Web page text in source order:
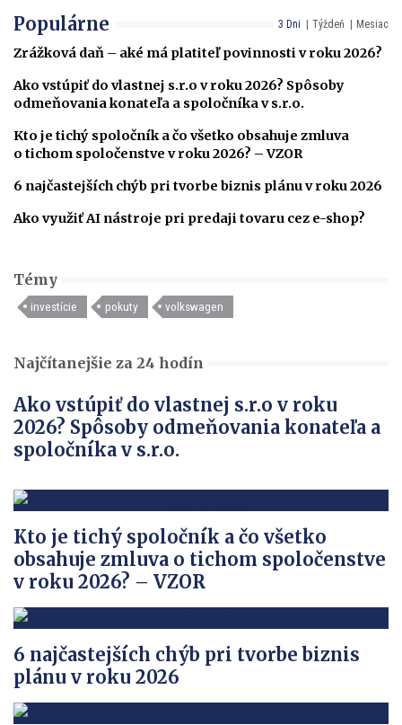
3 Dni Týždeň Mesiac
Populárne
Zrážková daň – aké má platiteľ povinnosti v roku 2026?
Ako vstúpiť do vlastnej s.r.o v roku 2026? Spôsoby
odmeňovania konateľa a spoločníka v s.r.o.
Kto je tichý spoločník a čo všetko obsahuje zmluva
o tichom spoločenstve v roku 2026? – VZOR
6 najčastejších chýb pri tvorbe biznis plánu v roku 2026
Ako využiť AI nástroje pri predaji tovaru cez e-shop?
Témy
investície pokuty volkswagen
Najčítanejšie za 24 hodín
Ako vstúpiť do vlastnej s.r.o v roku
2026? Spôsoby odmeňovania konateľa a
spoločníka v s.r.o.
Kto je tichý spoločník a čo všetko
obsahuje zmluva o tichom spoločenstve
v roku 2026? – VZOR
6 najčastejších chýb pri tvorbe biznis
plánu v roku 2026